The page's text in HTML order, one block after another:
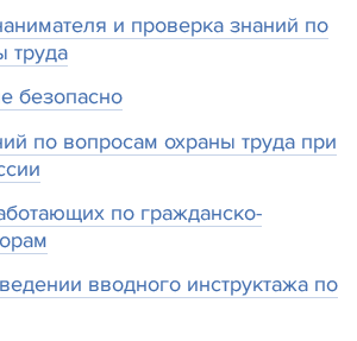
и проверка знаний по
труда
безопасно
по вопросам охраны труда при
по гражданско-
вводного инструктажа по